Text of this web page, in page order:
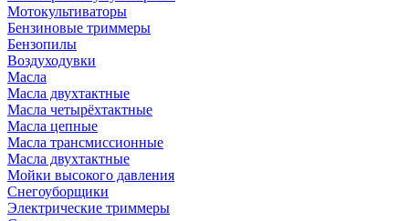
Мотокультиваторы
Бензиновые триммеры
Бензопилы
Воздуходувки
Масла
Масла двухтактные
Масла четырёхтактные
Масла цепные
Масла трансмиссионные
Масла двухтактные
Мойки высокого давления
Снегоуборщики
Электрические триммеры